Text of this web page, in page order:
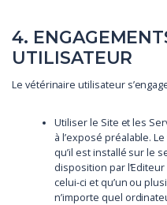
4.
UTILISATEUR
Le vétérinaire utilisateur
Utiliser le Site et les
à l’exposé préalable.
qu’il est installé sur le
disposition par
celui-ci et qu’un ou
n’importe quel